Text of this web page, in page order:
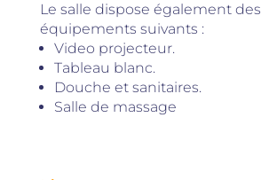
Le salle dispose également des
équipements suivants :
Video projecteur.
Tableau blanc.
Douche et sanitaires.
Salle de massage